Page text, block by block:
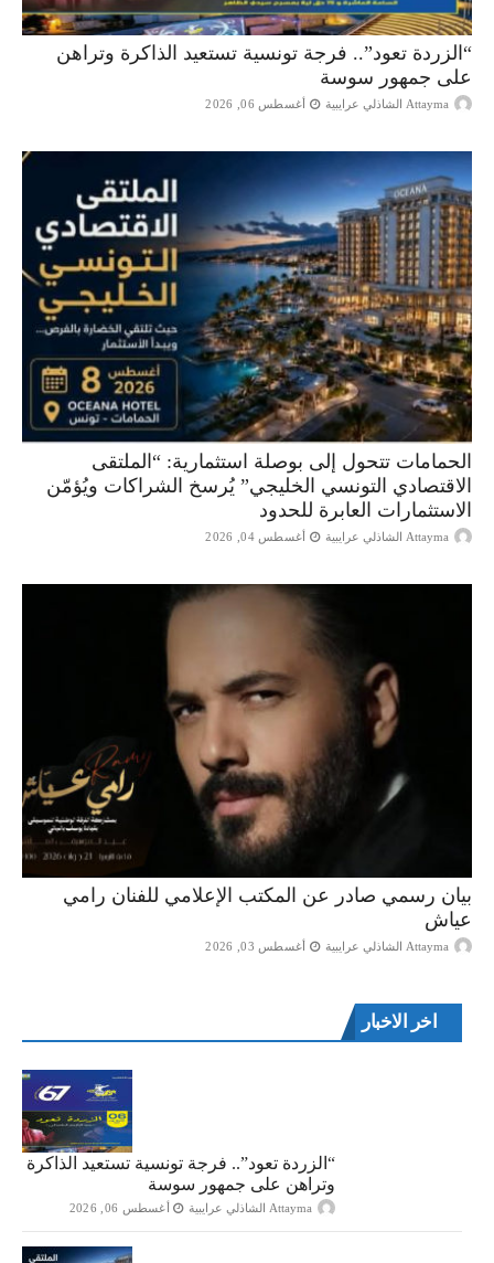
“الزردة تعود”.. فرجة تونسية تستعيد الذاكرة وتراهن
على جمهور سوسة
Attayma الشاذلي عرايبية أغسطس 06, 2026
الحمامات تتحول إلى بوصلة استثمارية: “الملتقى
الاقتصادي التونسي الخليجي” يُرسخ الشراكات ويُؤمّن
الاستثمارات العابرة للحدود
Attayma الشاذلي عرايبية أغسطس 04, 2026
بيان رسمي صادر عن المكتب الإعلامي للفنان رامي
عياش
Attayma الشاذلي عرايبية أغسطس 03, 2026
اخر الاخبار
“الزردة تعود”.. فرجة تونسية تستعيد الذاكرة
وتراهن على جمهور سوسة
Attayma الشاذلي عرايبية أغسطس 06, 2026